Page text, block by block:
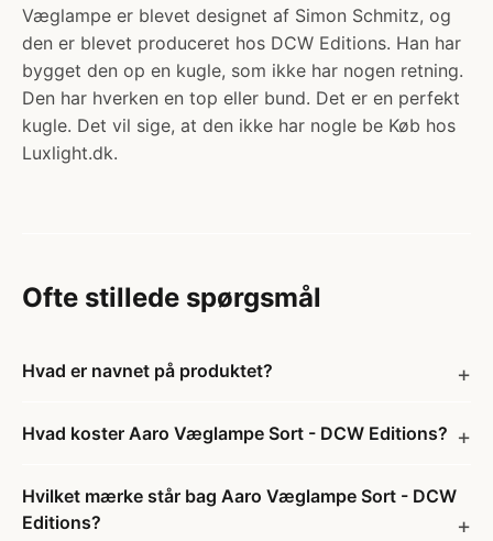
Væglampe er blevet designet af Simon Schmitz, og
den er blevet produceret hos DCW Editions. Han har
bygget den op en kugle, som ikke har nogen retning.
Den har hverken en top eller bund. Det er en perfekt
kugle. Det vil sige, at den ikke har nogle be Køb hos
Luxlight.dk.
Ofte stillede spørgsmål
Hvad er navnet på produktet?
Hvad koster Aaro Væglampe Sort - DCW Editions?
Hvilket mærke står bag Aaro Væglampe Sort - DCW
Editions?